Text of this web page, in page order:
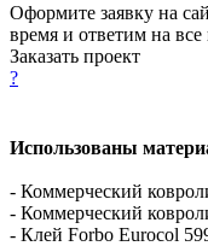
Оформите заявку на
время и ответим на
Заказать проект
?
Использованы
- Коммерческий
- Коммерческий
- Клей Forbo Eurocol